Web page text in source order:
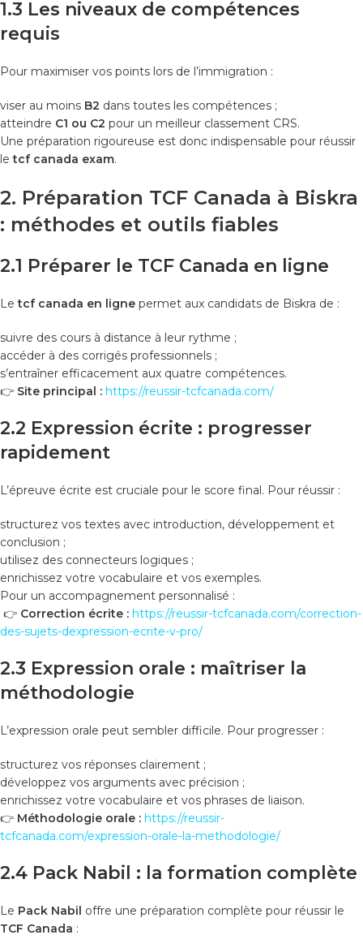
1.3 Les niveaux de compétences
requis
Pour maximiser vos points lors de l’immigration :
viser au moins B2 dans toutes les compétences ;
atteindre C1 ou C2 pour un meilleur classement CRS.
Une préparation rigoureuse est donc indispensable pour réussir
letcf canada exam.
2. Préparation TCF Canada à Biskra
: méthodes et outils fiables
2.1 Préparer le TCF Canada en ligne
Letcf canada en ligne permet aux candidats de Biskra de :
suivre des cours à distance à leur rythme ;
accéder à des corrigés professionnels ;
s’entraîner efficacement aux quatre compétences.
👉 Site principal : https://reussir-tcfcanada.com/
2.2 Expression écrite : progresser
rapidement
L’épreuve écrite est cruciale pour le score final. Pour réussir :
structurez vos textes avec introduction, développement et
conclusion ;
utilisez des connecteurs logiques ;
enrichissez votre vocabulaire et vos exemples.
Pour un accompagnement personnalisé :
👉 Correction écrite : https://reussir-tcfcanada.com/correction-
des-sujets-dexpression-ecrite-v-pro/
2.3 Expression orale : maîtriser la
méthodologie
L’expression orale peut sembler difficile. Pour progresser :
structurez vos réponses clairement ;
développez vos arguments avec précision ;
enrichissez votre vocabulaire et vos phrases de liaison.
👉 Méthodologie orale : https://reussir-
tcfcanada.com/expression-orale-la-methodologie/
2.4 Pack Nabil : la formation complète
Le Pack Nabil offre une préparation complète pour réussir le
TCF Canada :